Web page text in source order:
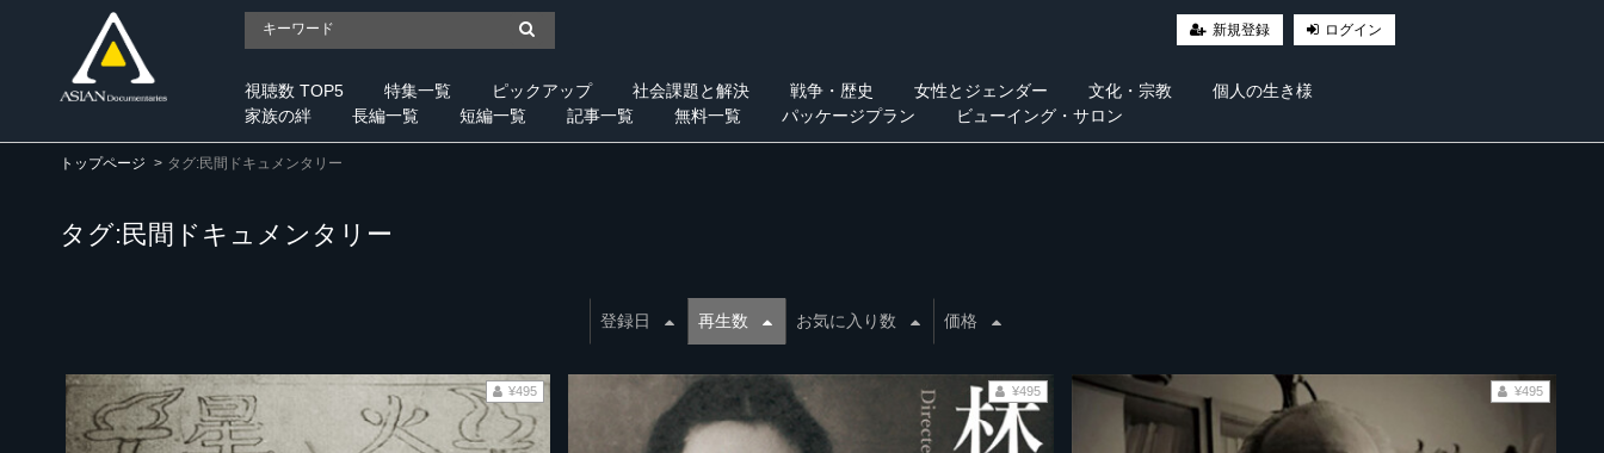
新規登録 ログイン
視聴数 TOP5 特集一覧 ピックアップ 社会課題と解決 戦争・歴史 女性とジェンダー 文化・宗教
個人の生き様
家族の絆
長編一覧 短編一覧 記事一覧 無料一覧 パッケージプラン ビューイング・サロン
トップページ タグ:民間ドキュメンタリー
タグ:民間ドキュメンタリー
登録日 再生数 お気に入り数 価格
¥495 ¥495 ¥495